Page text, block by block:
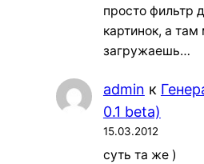
просто фильтр
картинок, а
загружаешь…
admin к
0.1 beta)
15.03.2012
суть та же )